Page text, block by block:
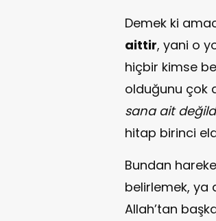
Demek ki
aittir, yani o
hiçbir kimse
olduğunu çok
sana ait
hitap birinci
Bundan
belirlemek, ya
Allah’tan